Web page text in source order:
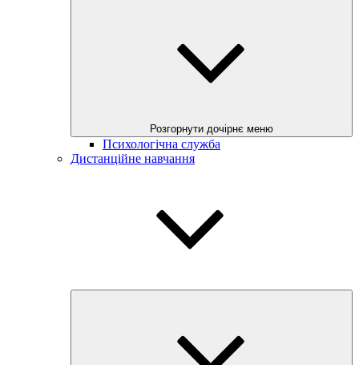
Розгорнути дочірнє меню
Психологічна служба
Дистанційне навчання